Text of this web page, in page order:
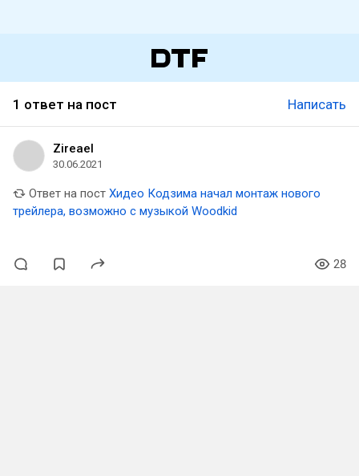
1 ответ на пост Написать
Zireael
30.06.2021
Ответ на пост Хидео Кодзима начал монтаж нового
трейлера, возможно с музыкой Woodkid
28